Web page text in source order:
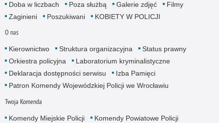
Doba w liczbach
Poza służbą Galerie zdjęć
Filmy
Zaginieni
Poszukiwani KOBIETY W POLICJI
O nas
Kierownictwo Struktura organizacyjna
Status prawny
Orkiestra policyjna
Laboratorium kryminalistyczne
Deklaracja dostępności serwisu
Izba Pamięci
Patron Komendy Wojewódzkiej Policji we Wrocławiu
Twoja Komenda
Komendy Miejskie Policji Komendy Powiatowe Policji